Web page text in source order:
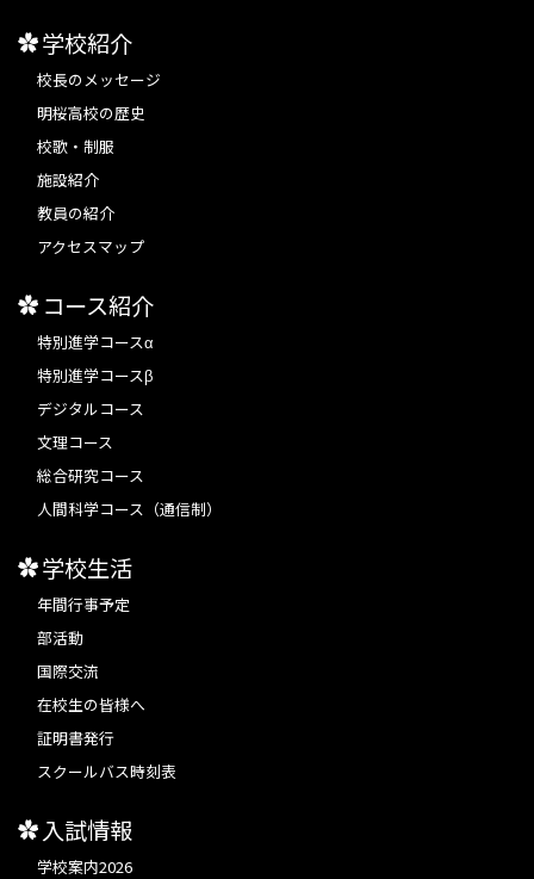
学校紹介
校長のメッセージ
明桜高校の歴史
校歌・制服
施設紹介
教員の紹介
アクセスマップ
コース紹介
特別進学コースα
特別進学コースβ
デジタルコース
文理コース
総合研究コース
人間科学コース（通信制）
学校生活
年間行事予定
部活動
国際交流
在校生の皆様へ
証明書発行
スクールバス時刻表
入試情報
学校案内2026